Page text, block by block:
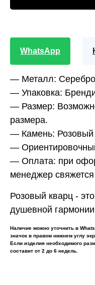
WhatsApp
— Металл:
— Упаковка:
— Размер:
размера.
— Камень: Розовый
—
— Оплата: при
менеджер
Розовый кварц -
душевной
Наличие можно уточнить в
значок в правом нижнем углу
Если изделия необходимого
составит от 2 до 6 недель.